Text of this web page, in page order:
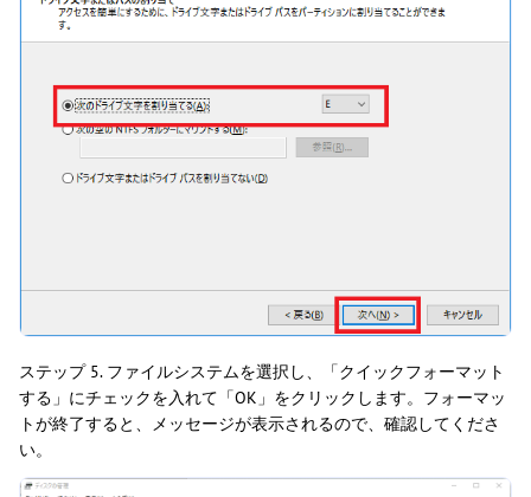
ステップ 5. ファイルシステムを選択し、「クイックフォーマット
する」にチェックを入れて「OK」をクリックします。フォーマッ
トが終了すると、メッセージが表示されるので、確認してくださ
い。